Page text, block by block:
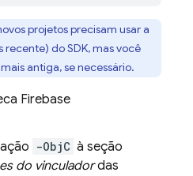
projetos precisam usar a
recente) do SDK, mas você
antiga, se necessário.
Firebase
-ObjC à seção
do vinculadordas